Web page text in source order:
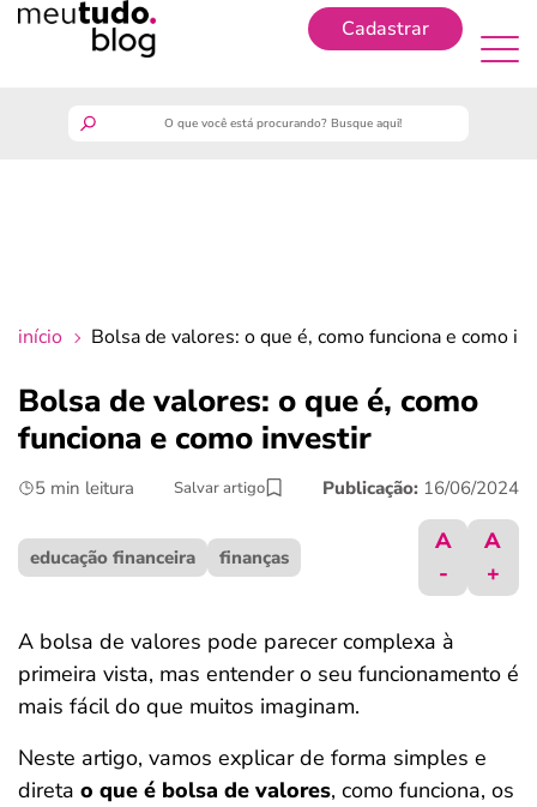
Cadastrar
crédito fácil
últimas notícias
ferramentas
início Bolsa de valores: o que é, como funciona e como
Bolsa de valores: o que é, como
funciona e como investir
5 min leitura Salvar artigo Publicação: 16/06/2024
educação financeira finanças
A
-
A
+
A bolsa de valores pode parecer complexa à
primeira vista, mas entender o seu funcionamento é
mais fácil do que muitos imaginam.
Neste artigo, vamos explicar de forma simples e
direta o que é bolsa de valores, como funciona, os